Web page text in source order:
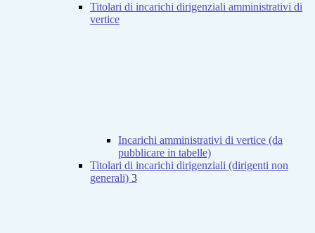
Titolari di incarichi dirigenziali amministrativi di
vertice
Incarichi amministrativi di vertice (da
pubblicare in tabelle)
Titolari di incarichi dirigenziali (dirigenti non
generali) 3